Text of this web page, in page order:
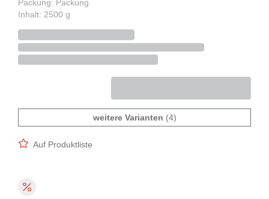
Packung: Packung
Inhalt: 2500 g
weitere Varianten (4)
Auf Produktliste